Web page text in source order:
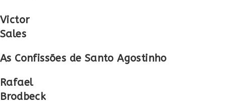
Victor
Sales
As Confissões de Santo Agostinho
Rafael
Brodbeck